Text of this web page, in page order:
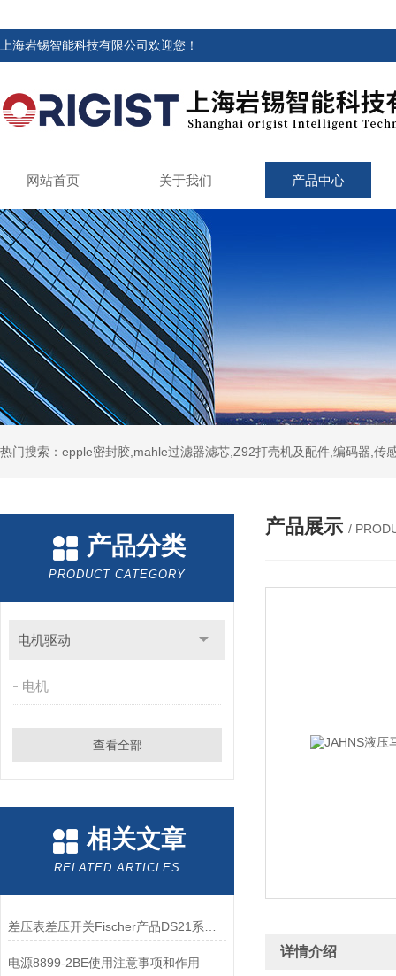
上海岩锡智能科技有限公司欢迎您！
网站首页 关于我们 产品中心
热门搜索：epple密封胶,mahle过滤器滤芯,Z92打壳机及配件,编码器,传
产品分类
PRODUCT CATEGORY
电机驱动
电机
查看全部
相关文章
RELATED ARTICLES
电源8899-2BE使用注意事项和作用
产品展示 /
详情介绍